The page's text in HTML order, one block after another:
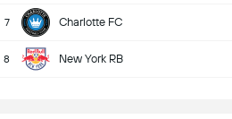
7 Charlotte FC
8 New York RB